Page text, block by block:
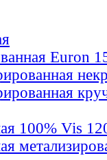
Euron
100% Vis